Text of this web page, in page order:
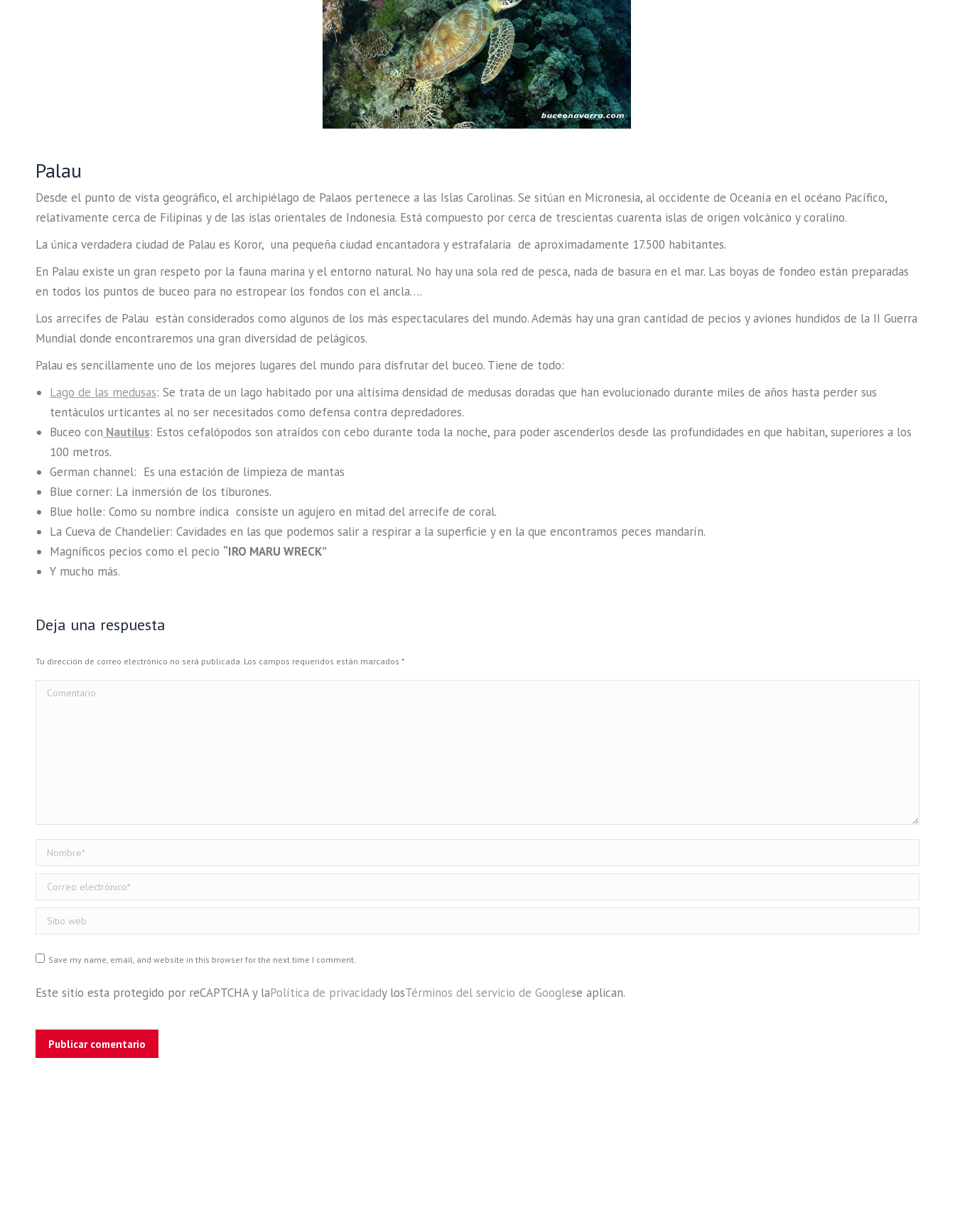
Palau
Desde el punto de vista geográfico, el archipiélago de Palaos pertenece a las Islas Carolinas. Se sitúan en Micronesia, al occidente de Oceanía en el océano Pacífico,
relativamente cerca de Filipinas y de las islas orientales de Indonesia. Está compuesto por cerca de trescientas cuarenta islas de origen volcánico y coralino.
La única verdadera ciudad de Palau es Koror, una pequeña ciudad encantadora y estrafalaria de aproximadamente 17.500 habitantes.
En Palau existe un gran respeto por la fauna marina y el entorno natural. No hay una sola red de pesca, nada de basura en el mar. Las boyas de fondeo están preparadas
en todos los puntos de buceo para no estropear los fondos con el ancla….
Los arrecifes de Palau están considerados como algunos de los más espectaculares del mundo. Además hay una gran cantidad de pecios y aviones hundidos de la II Guerra
Mundial donde encontraremos una gran diversidad de pelágicos.
Palau es sencillamente uno de los mejores lugares del mundo para disfrutar del buceo. Tiene de todo:
Lago de las medusas: Se trata de un lago habitado por una altísima densidad de medusas doradas que han evolucionado durante miles de años hasta perder sus
tentáculos urticantes al no ser necesitados como defensa contra depredadores.
Buceo con Nautilus: Estos cefalópodos son atraídos con cebo durante toda la noche, para poder ascenderlos desde las profundidades en que habitan, superiores a los
100 metros.
German channel: Es una estación de limpieza de mantas
Blue corner: La inmersión de los tiburones.
Blue holle: Como su nombre indica consiste un agujero en mitad del arrecife de coral.
La Cueva de Chandelier: Cavidades en las que podemos salir a respirar a la superficie y en la que encontramos peces mandarín.
Magníficos pecios como el pecio “IRO MARU WRECK”
Y mucho más.
Deja una respuesta
Tu dirección de correo electrónico no será publicada. Los campos requeridos están marcados *
Comentario
Nombre *
Correo electrónico *
Sitio web
Save my name, email, and website in this browser for the next time I comment.
Este sitio esta protegido por reCAPTCHA y laPolítica de privacidady losTérminos del servicio de Googlese aplican.
Publicar comentario